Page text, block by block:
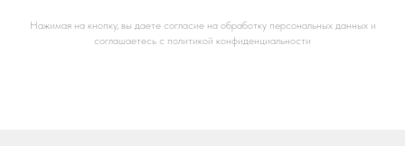
Нажимая на кнопку, вы даете согласие на обработку персональных данных и
соглашаетесь c политикой конфиденциальности